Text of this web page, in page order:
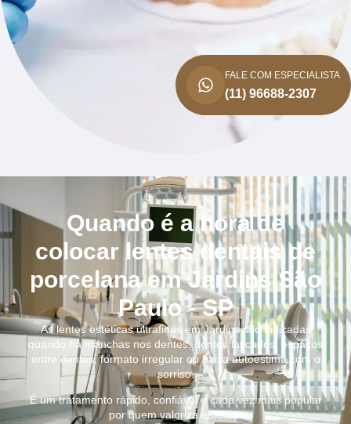
FALE COM ESPECIALISTA
(11) 96688-2307
Quando é a hora de
colocar lentes dentais de
porcelana em Jardins São
Paulo - SP
As lentes estéticas ultrafinas em Jardins são indicadas
quando há manchas nos dentes, dentes lascados, espaços
entre dentes, formato irregular ou baixa autoestima com o
sorriso.
É um tratamento rápido, confiável e cada vez mais popular
por quem valoriza estética.